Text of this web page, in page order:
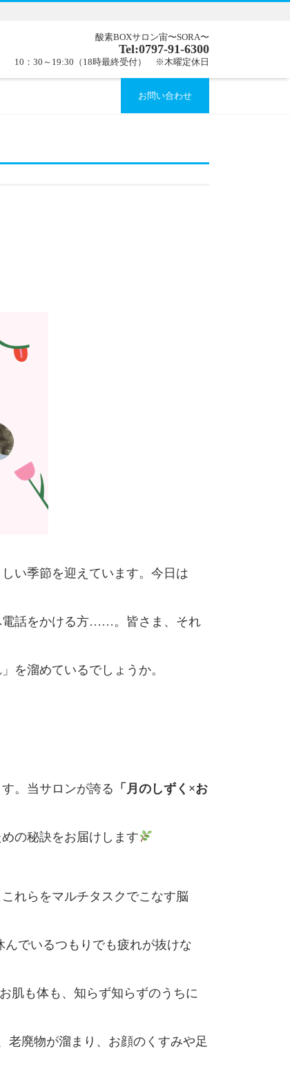
酸素BOXサロン宙〜SORA〜
Tel:0797-91-6300
10：30～19:30（18時最終受付） ※木曜定休日
お問い合わせ
い季節を迎えています。今日は
電話をかける方……。皆さま、それ
を溜めているでしょうか。
。当サロンが誇る 「月のしずく×お
の秘訣をお届けします
れらをマルチタスクでこなす脳
んでいるつもりでも疲れが抜けな
肌も体も、知らず知らずのうちに
老廃物が溜まり、お顔のくすみや足